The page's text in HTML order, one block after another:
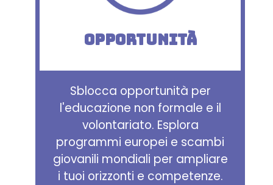
Opportunità
Sblocca opportunità per
l'educazione non formale e il
volontariato. Esplora
programmi europei e scambi
giovanili mondiali per ampliare
i tuoi orizzonti e competenze.